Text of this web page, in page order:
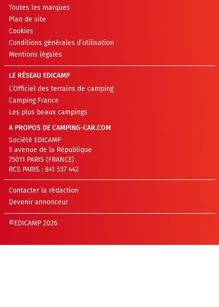
Toutes les marques
Plan de site
Cookies
Conditions générales d’utilisation
Mentions légales
LE RÉSEAU EDICAMP
L’Officiel des terrains de camping
Camping France
Les plus beaux campings
A PROPOS DE CAMPING-CAR.COM
Société EDICAMP
5 avenue de la République
75011 PARIS (FRANCE)
RCS PARIS : 841 537 442
Contacter la rédaction
Devenir annonceur
©EDICAMP 2026